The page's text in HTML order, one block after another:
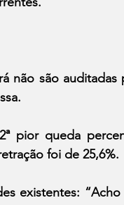
não são auditadas
pior queda
foi de 25,6%.
existentes: